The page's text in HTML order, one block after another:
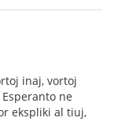
inaj, vortoj
ne
ekspliki al tiuj,